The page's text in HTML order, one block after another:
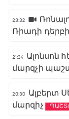
23:32
Ռիադի
21:34 Ալոնսոն
մարզչի
20:30
Ալբերտ
մարզիչ